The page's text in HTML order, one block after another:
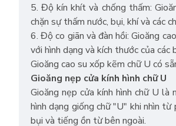
5. Độ kín khít và chống thấm:
chặn sự thấm nước, bụi, khí và các
6. Độ co giãn và đàn hồi: Gioăng
với hình dạng và kích thước của
Gioăng cao su xốp kẽm chữ U có
Gioăng nẹp cửa kính hình chữ U
Gioăng nẹp cửa kính hình chữ U
hình dạng giống chữ "U" khi nhìn
bụi và tiếng ồn từ bên ngoài.